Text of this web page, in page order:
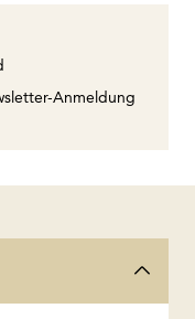
Anmeldung